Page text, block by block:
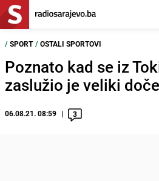
/ SPORT / OSTALI SPORTOVI
Poznato kad se iz
zaslužio je veliki
06.08.21. 08:59 3